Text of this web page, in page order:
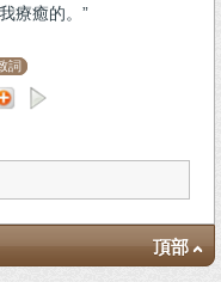
療癒的。”
詞
頂部